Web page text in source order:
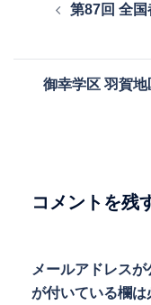
ン
第87回 全
御幸学区 羽賀
コメントを残
メールアドレスが
が付いている欄は